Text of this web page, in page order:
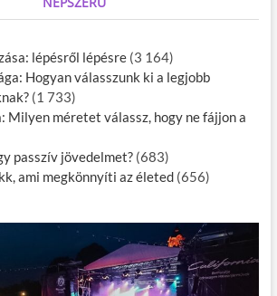
lépésről lépésre (3 164)
Hogyan válasszunk ki a legjobb
(1 733)
Milyen méretet válassz, hogy ne fájjon a
passzív jövedelmet? (683)
ami megkönnyíti az életed (656)